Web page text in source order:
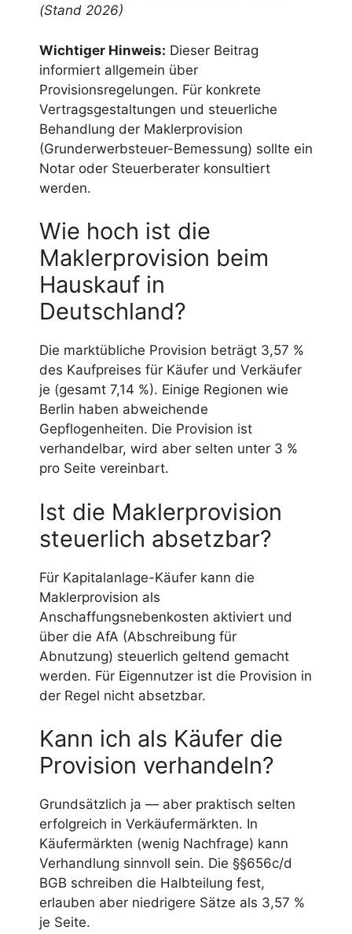
(Stand 2026)
Wichtiger Hinweis: Dieser Beitrag
informiert allgemein über
Provisionsregelungen. Für konkrete
Vertragsgestaltungen und steuerliche
Behandlung der Maklerprovision
(Grunderwerbsteuer-Bemessung) sollte ein
Notar oder Steuerberater konsultiert
werden.
Wie hoch ist die
Maklerprovision beim
Hauskauf in
Deutschland?
Die marktübliche Provision beträgt 3,57 %
des Kaufpreises für Käufer und Verkäufer
je (gesamt 7,14 %). Einige Regionen wie
Berlin haben abweichende
Gepflogenheiten. Die Provision ist
verhandelbar, wird aber selten unter 3 %
pro Seite vereinbart.
Ist die Maklerprovision
steuerlich absetzbar?
Für Kapitalanlage-Käufer kann die
Maklerprovision als
Anschaffungsnebenkosten aktiviert und
über die AfA (Abschreibung für
Abnutzung) steuerlich geltend gemacht
werden. Für Eigennutzer ist die Provision in
der Regel nicht absetzbar.
Kann ich als Käufer die
Provision verhandeln?
Grundsätzlich ja — aber praktisch selten
erfolgreich in Verkäufermärkten. In
Käufermärkten (wenig Nachfrage) kann
Verhandlung sinnvoll sein. Die §§656c/d
BGB schreiben die Halbteilung fest,
erlauben aber niedrigere Sätze als 3,57 %
je Seite.